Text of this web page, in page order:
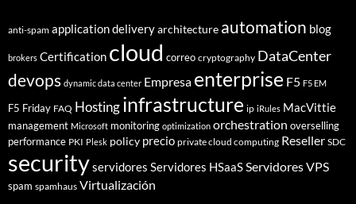
anti-spam application deliveryarchitecture automation blog
brokers Certification cloud correo cryptography DataCenter
devops dynamic data center Empresa enterprise F5 F5 EM
F5 Friday FAQ Hostinginfrastructure ip iRules MacVittie
management Microsoft monitoring optimization orchestration overselling
performance PKI Plesk policy precio private cloud computing Reseller SDC
securityservidores Servidores HSaaSServidores VPS
spam spamhaus Virtualización